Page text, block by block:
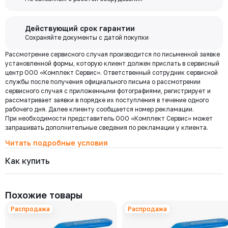
Обмен документами через Диадок это обмен и подписание
любых документов без дублирования на бумаге. Приглашаем Вас
приступить к работе по обмену документами в электронном
виде.
Подробнее
Бесплатная
доставка по
Москве и
области при
заказе от 30
000 ₽
Региональная доставка
Мы стремимся сократить издержки по доставке заказов для наших
клиентов!
Москве. Условия доставки до терминалов ТК в других городах
терминала ТК оплачиваются отдельно.
Осуществляется с 8:00 до 17:30 после полной оплаты заказа и по
Действующий срок гарантии
Сохраняйте документы с датой покупки
Рассмотрение сервисного случая производится по письменной заявке
установленной формы, которую клиент должен прислать в сервисный
центр ООО «Комплект Сервис». Ответственный сотрудник сервисной
службы после получения официального письма о рассмотрении
сервисного случая с приложенными фотографиями, регистрирует и
рассматривает заявки в порядке их поступления в течение одного
рабочего дня. Далее клиенту сообщается номер рекламации.
При необходимости представитель ООО «Комплект Сервис» может
запрашивать дополнительные сведения по рекламации у клиента.
Читать подробные условия
Как купить
Похожие товары
Распродажа Распродажа